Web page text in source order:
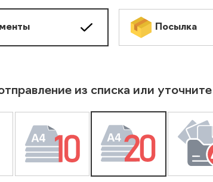
Посылка
из списка или